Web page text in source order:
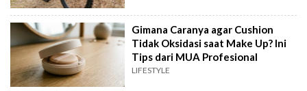
Gimana Caranya agar Cushion
Tidak Oksidasi saat Make Up? Ini
Tips dari MUA Profesional
LIFESTYLE